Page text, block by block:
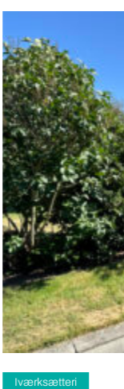
Samfund